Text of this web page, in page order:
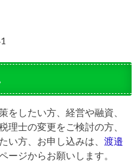
をしたい方、経営や融資、
理士の変更をご検討の方、
い方、お申し込みは、 渡邉
ージからお願いします。